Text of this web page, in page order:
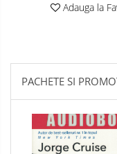
Adauga la
PACHETE SI